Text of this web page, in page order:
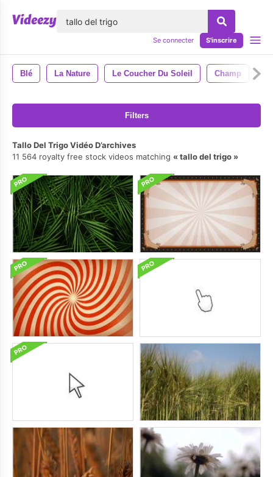
Se connecter S'inscrire
Blé La Nature Le Coucher Du Soleil Champ
Filters
Tallo Del Trigo Vidéo D’archives
11 564 royalty free stock videos matching
tallo del trigo